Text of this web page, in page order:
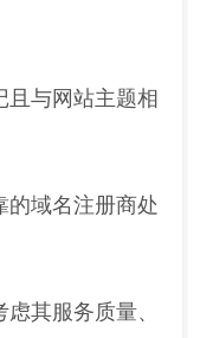
且与网站主题相
的域名注册商处
其服务质量、